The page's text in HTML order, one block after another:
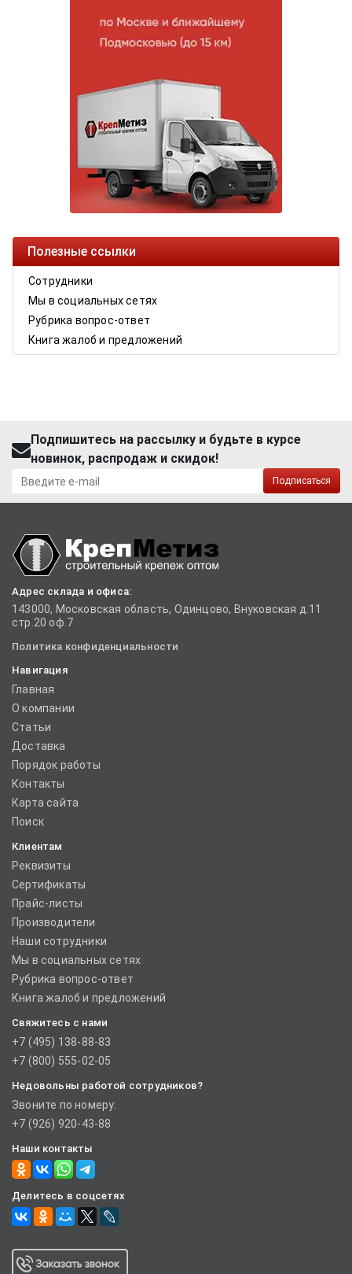
Полезные ссылки
Сотрудники
Мы в социальных сетях
Рубрика вопрос-ответ
Книга жалоб и предложений
Подпишитесь на рассылку и будьте в курсе
новинок, распродаж и скидок!
Подписаться
Адрес склада и офиса:
143000, Московская область, Одинцово, Внуковская д.11
стр.20 оф.7
Политика конфиденциальности
Навигация
Главная
О компании
Статьи
Доставка
Порядок работы
Контакты
Карта сайта
Поиск
Клиентам
Реквизиты
Сертификаты
Прайс-листы
Производители
Наши сотрудники
Мы в социальных сетях
Рубрика вопрос-ответ
Книга жалоб и предложений
Свяжитесь с нами
+7 (495) 138-88-83
+7 (800) 555-02-05
Недовольны работой сотрудников?
Звоните по номеру:
+7 (926) 920-43-88
Наши контакты
Делитесь в соцсетях